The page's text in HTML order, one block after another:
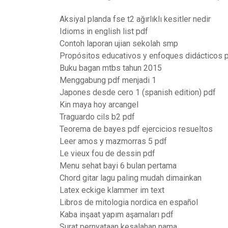
Aksiyal planda fse t2 ağırlıklı kesitler nedir
Idioms in english list pdf
Contoh laporan ujian sekolah smp
Propósitos educativos y enfoques didácticos
Buku bagan mtbs tahun 2015
Menggabung pdf menjadi 1
Japones desde cero 1 (spanish edition) pdf
Kin maya hoy arcangel
Traguardo cils b2 pdf
Teorema de bayes pdf ejercicios resueltos
Leer amos y mazmorras 5 pdf
Le vieux fou de dessin pdf
Menu sehat bayi 6 bulan pertama
Chord gitar lagu paling mudah dimainkan
Latex eckige klammer im text
Libros de mitologia nordica en español
Kaba inşaat yapım aşamaları pdf